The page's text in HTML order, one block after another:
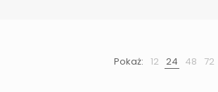
Pokaż: 12 24 48 72